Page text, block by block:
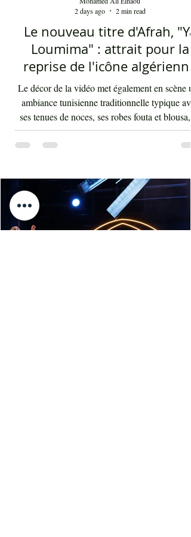
Le nouveau titre d'Afrah, "Ya
Loumima" : attrait pour la
reprise de l'icône algérienne
Rabah Driassa
Le décor de la vidéo met également en scène
ambiance tunisienne traditionnelle typique
de beauté, ainsi que la foule attirée et entraînée
cette célébration, comprenant notamment les
youyous, les larmes de bonheur et les
applaudissements sincères. "Ya Loumima"
Mohamed Ali Elhaou
2 days ago
2 min read